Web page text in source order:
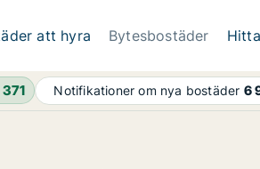
att hyra Bytesbostäder
371 Notifikationer om nya bostäder 6